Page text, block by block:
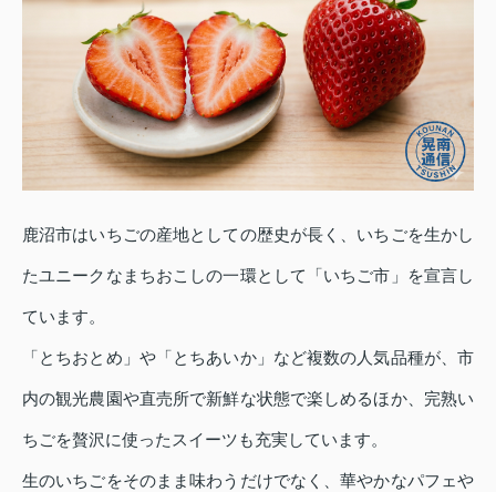
鹿沼市はいちごの産地としての歴史が長く、いちごを生かし
たユニークなまちおこしの一環として「いちご市」を宣言し
ています。
「とちおとめ」や「とちあいか」など複数の人気品種が、市
内の観光農園や直売所で新鮮な状態で楽しめるほか、完熟い
ちごを贅沢に使ったスイーツも充実しています。
生のいちごをそのまま味わうだけでなく、華やかなパフェや